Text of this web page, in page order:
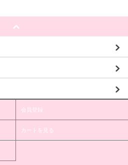
会員登録
カートを見る